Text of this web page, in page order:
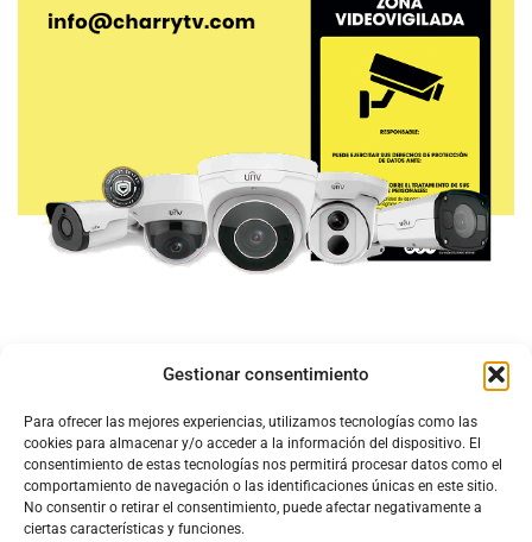
Gestionar consentimiento
Para ofrecer las mejores experiencias, utilizamos tecnologías como las
cookies para almacenar y/o acceder a la información del dispositivo. El
consentimiento de estas tecnologías nos permitirá procesar datos como el
comportamiento de navegación o las identificaciones únicas en este sitio.
No consentir o retirar el consentimiento, puede afectar negativamente a
ciertas características y funciones.